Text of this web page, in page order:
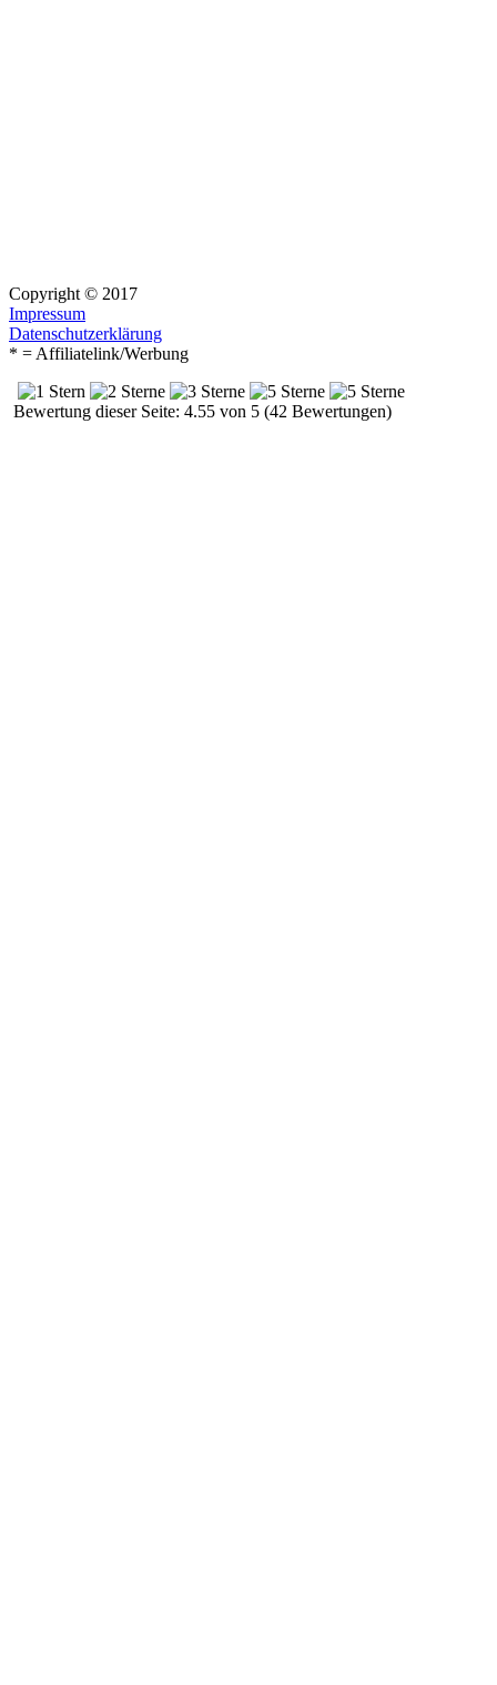
Copyright © 2017
Impressum
Datenschutzerklärung
* = Affiliatelink/Werbung
Bewertung dieser Seite: 4.55 von 5 (42 Bewertungen)